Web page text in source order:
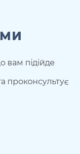
вам підійде
проконсультує